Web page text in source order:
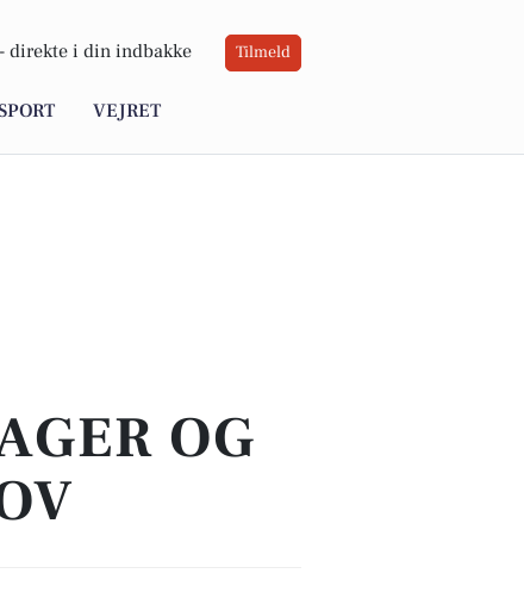
direkte i din indbakke Tilmeld
VEJRET
OG